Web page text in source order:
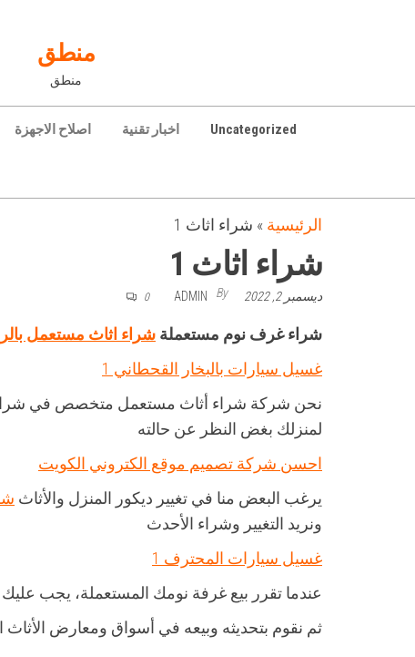
منطق
منطق
Uncategorized اخبار تقنية اصلاح الاجهزة
الرئيسية » شراء اثاث 1
شراء اثاث 1
ديسمبر 2, 2022 By
ADMIN
0
شراء غرف نوم مستعملة شراء اثاث مستعمل
غسيل سيارات بالبخار القحطاني 1
نحن شركة شراء أثاث مستعمل متخصص في
لمنزلك بغض النظر عن حالته
احسن شركة تصميم موقع الكتروني الكويت
يرغب البعض منا في تغيير ديكور المنزل والأثاث
ونريد التغيير وشراء الأحدث
غسيل سيارات المحترف 1
عندما تقرر بيع غرفة نومك المستعملة، يجب
ثم نقوم بتحديثه وبيعه في أسواق ومعارض الأثاث